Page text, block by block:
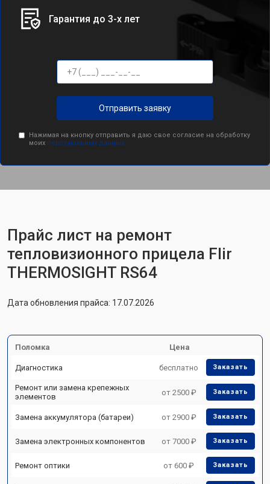
Гарантия до 3-х лет
Отправить заявку
Нажимая на кнопку отправить я даю свое согласие на обработку
моих персональных данных.
Прайс лист на ремонт
тепловизионного прицела Flir
THERMOSIGHT RS64
Дата обновления прайса: 17.07.2026
Поломка Цена
Диагностика бесплатно Заказать
Ремонт или замена крепежных
элементов
от 2500 ₽ Заказать
Замена аккумулятора (батареи) от 2900 ₽ Заказать
Замена электронных компонентов от 7000 ₽ Заказать
Ремонт оптики от 600 ₽ Заказать